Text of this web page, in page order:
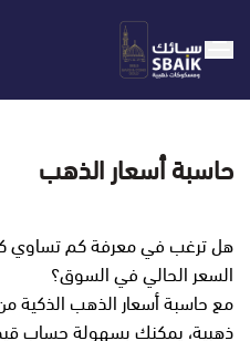
سبائك
حاسبة أسعار الذهب
هل ترغب في معرفة كم تساوي
السعر الحالي في السوق؟
مع حاسبة أسعار الذهب
ذهبية، يمكنك بسهولة حساب